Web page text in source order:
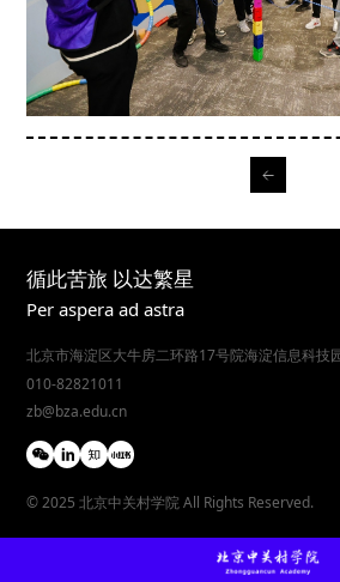
循此苦旅 以达繁星
Per aspera ad astra
北京市海淀区大牛房二环路17号院海淀信息科技
010-82821011
zb@bza.edu.cn
© 2025 北京中关村学院 All Rights Reserved.